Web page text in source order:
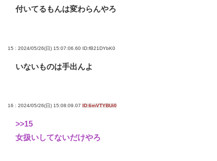
付いてるもんは変わらんやろ
15 : 2024/05/26(日) 15:07:06.60 ID:fB21DYbK0
いないものは手出んよ
16 : 2024/05/26(日) 15:08:09.07 ID:6mVTYBUi0
>>15
女扱いしてないだけやろ